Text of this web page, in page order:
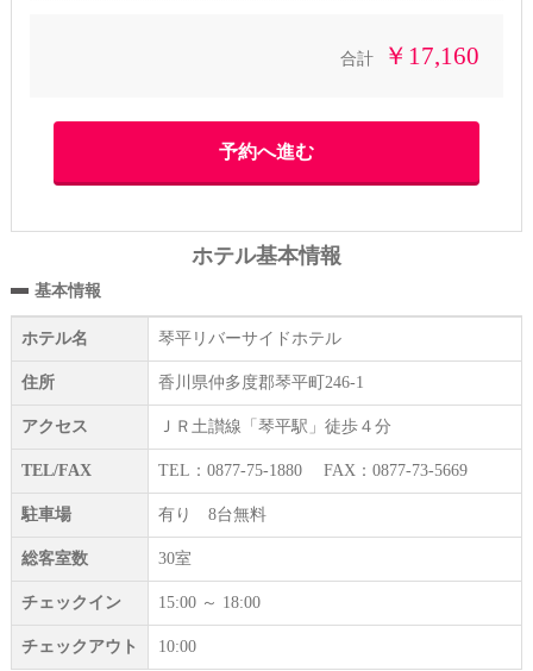
合計 ￥17,160
ホテル基本情報
基本情報
ホテル名 琴平リバーサイドホテル
住所 香川県仲多度郡琴平町246-1
アクセス ＪＲ土讃線「琴平駅」徒歩４分
TEL/FAX TEL：0877-75-1880 FAX：0877-73-5669
駐車場 有り 8台無料
総客室数 30室
チェックイン 15:00 ～ 18:00
チェックアウト 10:00